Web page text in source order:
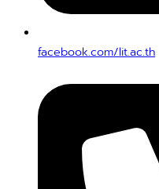
facebook.com/lit.ac.th